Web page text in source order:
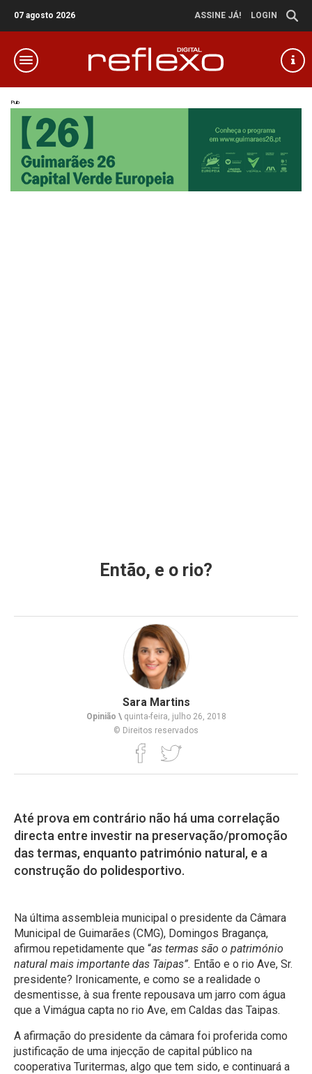
07 agosto 2026 ASSINE JÁ! LOGIN
Pub
Então, e o rio?
Sara Martins
Opinião \quinta-feira, julho 26, 2018
© Direitos reservados
Até prova em contrário não há uma correlação
directa entre investir na preservação/promoção
das termas, enquanto património natural, e a
construção do polidesportivo.
Na última assembleia municipal o presidente da Câmara
Municipal de Guimarães (CMG), Domingos Bragança,
afirmou repetidamente que “as termas são o património
natural mais importante das Taipas”. Então e o rio Ave, Sr.
presidente? Ironicamente, e como se a realidade o
desmentisse, à sua frente repousava um jarro com água
que a Vimágua capta no rio Ave, em Caldas das Taipas.
A afirmação do presidente da câmara foi proferida como
justificação de uma injecção de capital público na
cooperativa Turitermas, algo que tem sido, e continuará a